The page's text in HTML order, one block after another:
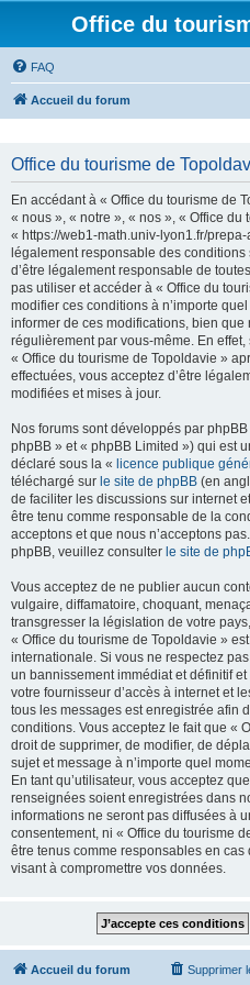
Office du
FAQ
Accueil du forum
Office du tourisme de
En accédant à « Office du tourisme de
« nous », « notre », « nos », « Office du
« https://web1-math.univ-lyon1.fr/
légalement responsable des
d’être légalement responsable de
pas utiliser et accéder à « Office du
modifier ces conditions à n’importe
informer de ces modifications, bien
régulièrement par vous-même. En
« Office du tourisme de Topoldavie »
effectuées, vous acceptez d’être
modifiées et mises à jour.
Nos forums sont développés par
phpBB » et « phpBB Limited ») qui est
déclaré sous la « licence publique
téléchargé sur le site de phpBB (en
de faciliter les discussions sur internet
être tenu comme responsable de la
acceptons et que nous n’acceptons
phpBB, veuillez consulter le site de
Vous acceptez de ne publier aucun
vulgaire, diffamatoire, choquant,
transgresser la législation de votre
« Office du tourisme de Topoldavie »
internationale. Si vous ne respectez
un bannissement immédiat et définitif
votre fournisseur d’accès à internet et
tous les messages est enregistrée afin
conditions. Vous acceptez le fait que «
droit de supprimer, de modifier, de
sujet et message à n’importe quel
En tant qu’utilisateur, vous acceptez
renseignées soient enregistrées dans
informations ne seront pas diffusées à
consentement, ni « Office du tourisme
être tenus comme responsables en
visant à compromettre vos données.
Accueil du forum Supprimer